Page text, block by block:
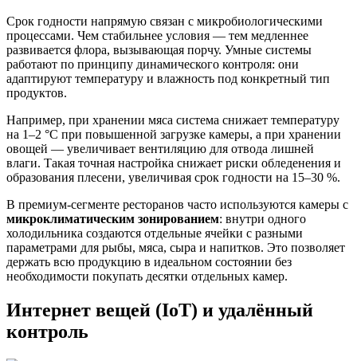
Срок годности напрямую связан с микробиологическими
процессами. Чем стабильнее условия — тем медленнее
развивается флора, вызывающая порчу. Умные системы
работают по принципу динамического контроля: они
адаптируют температуру и влажность под конкретный тип
продуктов.
Например, при хранении мяса система снижает температуру
на 1–2 °C при повышенной загрузке камеры, а при хранении
овощей — увеличивает вентиляцию для отвода лишней
влаги. Такая точная настройка снижает риски обледенения и
образования плесени, увеличивая срок годности на 15–30 %.
В премиум-сегменте ресторанов часто используются камеры с
микроклиматическим зонированием: внутри одного
холодильника создаются отдельные ячейки с разными
параметрами для рыбы, мяса, сыра и напитков. Это позволяет
держать всю продукцию в идеальном состоянии без
необходимости покупать десятки отдельных камер.
Интернет вещей (IoT) и удалённый
контроль